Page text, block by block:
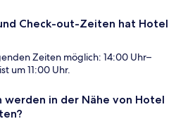
Check-out-Zeiten hat Hotel
Zeiten möglich: 14:00 Uhr–
um 11:00 Uhr.
in der Nähe von Hotel